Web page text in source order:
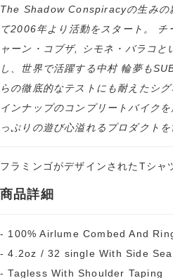
The Shadow Conspiracyの生みの
て2006年より活動をスタート。
ャーン・コブザ, シモネ・バラコと
し、世界で活躍する中村 輪夢も
らの徹底的なテストにも耐えたシ
インナップのコンプリートバイク
っぷりの遊び心溢れるプロダクトを
フラミンゴがデザインされたTシャ
商品詳細
- 100% Airlume Combed And
- 4.2oz / 32 single With Side
- Tagless With Shoulder Taping